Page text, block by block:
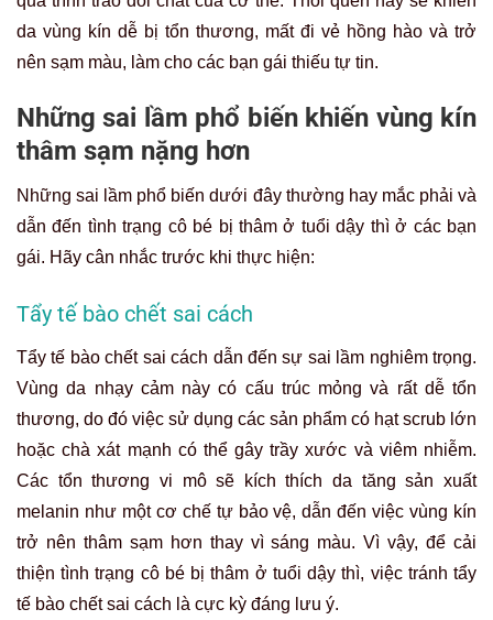
da vùng kín dễ bị tổn thương, mất đi vẻ hồng hào và trở
nên sạm màu, làm cho các bạn gái thiếu tự tin.
Những sai lầm phổ biến khiến vùng kín
thâm sạm nặng hơn
Những sai lầm phổ biến dưới đây thường hay mắc phải và
dẫn đến tình trạng cô bé bị thâm ở tuổi dậy thì ở các bạn
gái. Hãy cân nhắc trước khi thực hiện:
Tẩy tế bào chết sai cách
Tẩy tế bào chết sai cách dẫn đến sự sai lầm nghiêm trọng.
Vùng da nhạy cảm này có cấu trúc mỏng và rất dễ tổn
thương, do đó việc sử dụng các sản phẩm có hạt scrub lớn
hoặc chà xát mạnh có thể gây trầy xước và viêm nhiễm.
Các tổn thương vi mô sẽ kích thích da tăng sản xuất
melanin như một cơ chế tự bảo vệ, dẫn đến việc vùng kín
trở nên thâm sạm hơn thay vì sáng màu. Vì vậy, để cải
thiện tình trạng cô bé bị thâm ở tuổi dậy thì, việc tránh tẩy
tế bào chết sai cách là cực kỳ đáng lưu ý.